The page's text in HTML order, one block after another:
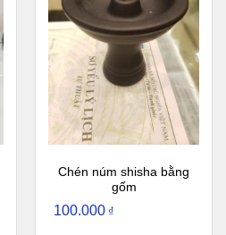
Chén núm shisha bằng
gốm
100.000 ₫